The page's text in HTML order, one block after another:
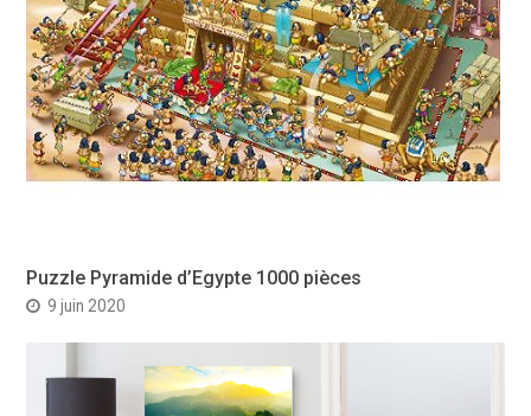
Puzzle Pyramide d’Egypte 1000 pièces
9 juin 2020